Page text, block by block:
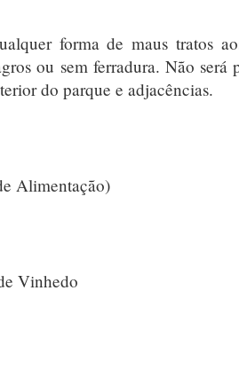
forma de maus tratos
ou sem ferradura. Não
do parque e adjacências.
Alimentação)
Vinhedo